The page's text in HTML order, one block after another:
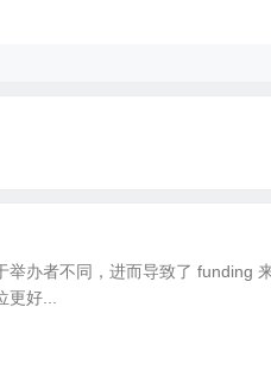
办者不同，进而导致了 funding
更好...